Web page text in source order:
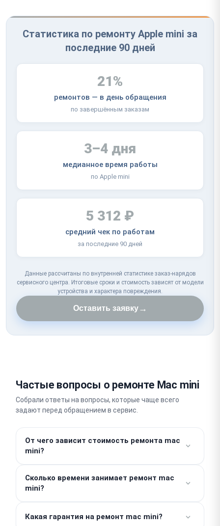
Статистика по ремонту Apple mini за
последние 90 дней
21%
ремонтов — в день обращения
по завершённым заказам
3–4 дня
медианное время работы
по Apple mini
5 312 ₽
средний чек по работам
за последние 90 дней
Данные рассчитаны по внутренней статистике заказ-нарядов
сервисного центра. Итоговые сроки и стоимость зависят от модели
устройства и характера повреждения.
Оставить заявку→
Частые вопросы о ремонте Mac mini
Собрали ответы на вопросы, которые чаще всего
задают перед обращением в сервис.
От чего зависит стоимость ремонта mac
mini?
отдельно, поэтому итог зависит от конкретной
поломки и года выпуска модели. Точную сумму
назовут мастера после проведения бесплатной
диагностики. Никаких скрытых доплат мы не
Сколько времени занимает ремонт mac
mini?
накопителя выполняются в день обращения, часто
Какая гарантия на ремонт mac mini?